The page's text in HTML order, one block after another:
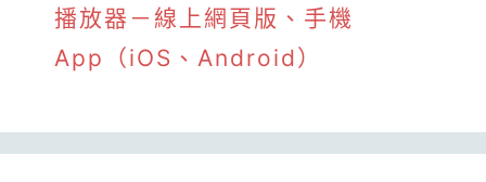
播放器－線上網頁版、手機
App（iOS、Android）